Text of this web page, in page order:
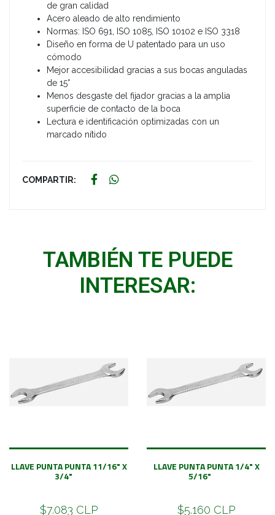
de gran calidad
Acero aleado de alto rendimiento
Normas: ISO 691, ISO 1085, ISO 10102 e ISO 3318
Diseño en forma de U patentado para un uso
cómodo
Mejor accesibilidad gracias a sus bocas anguladas
de 15°
Menos desgaste del fijador gracias a la amplia
superficie de contacto de la boca
Lectura e identificación optimizadas con un
marcado nítido
COMPARTIR:
TAMBIÉN TE PUEDE
INTERESAR:
LLAVE PUNTA PUNTA 11/16" X
3/4"
$7.083 CLP
LLAVE PUNTA PUNTA 1/4" X
5/16"
$5.160 CLP